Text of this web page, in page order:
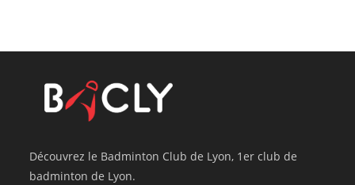
Découvrez le Badminton Club de Lyon, 1er club de
badminton de Lyon.